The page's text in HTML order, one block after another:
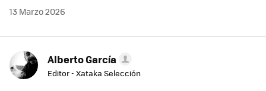
13 Marzo 2026
Alberto García
Editor - Xataka Selección